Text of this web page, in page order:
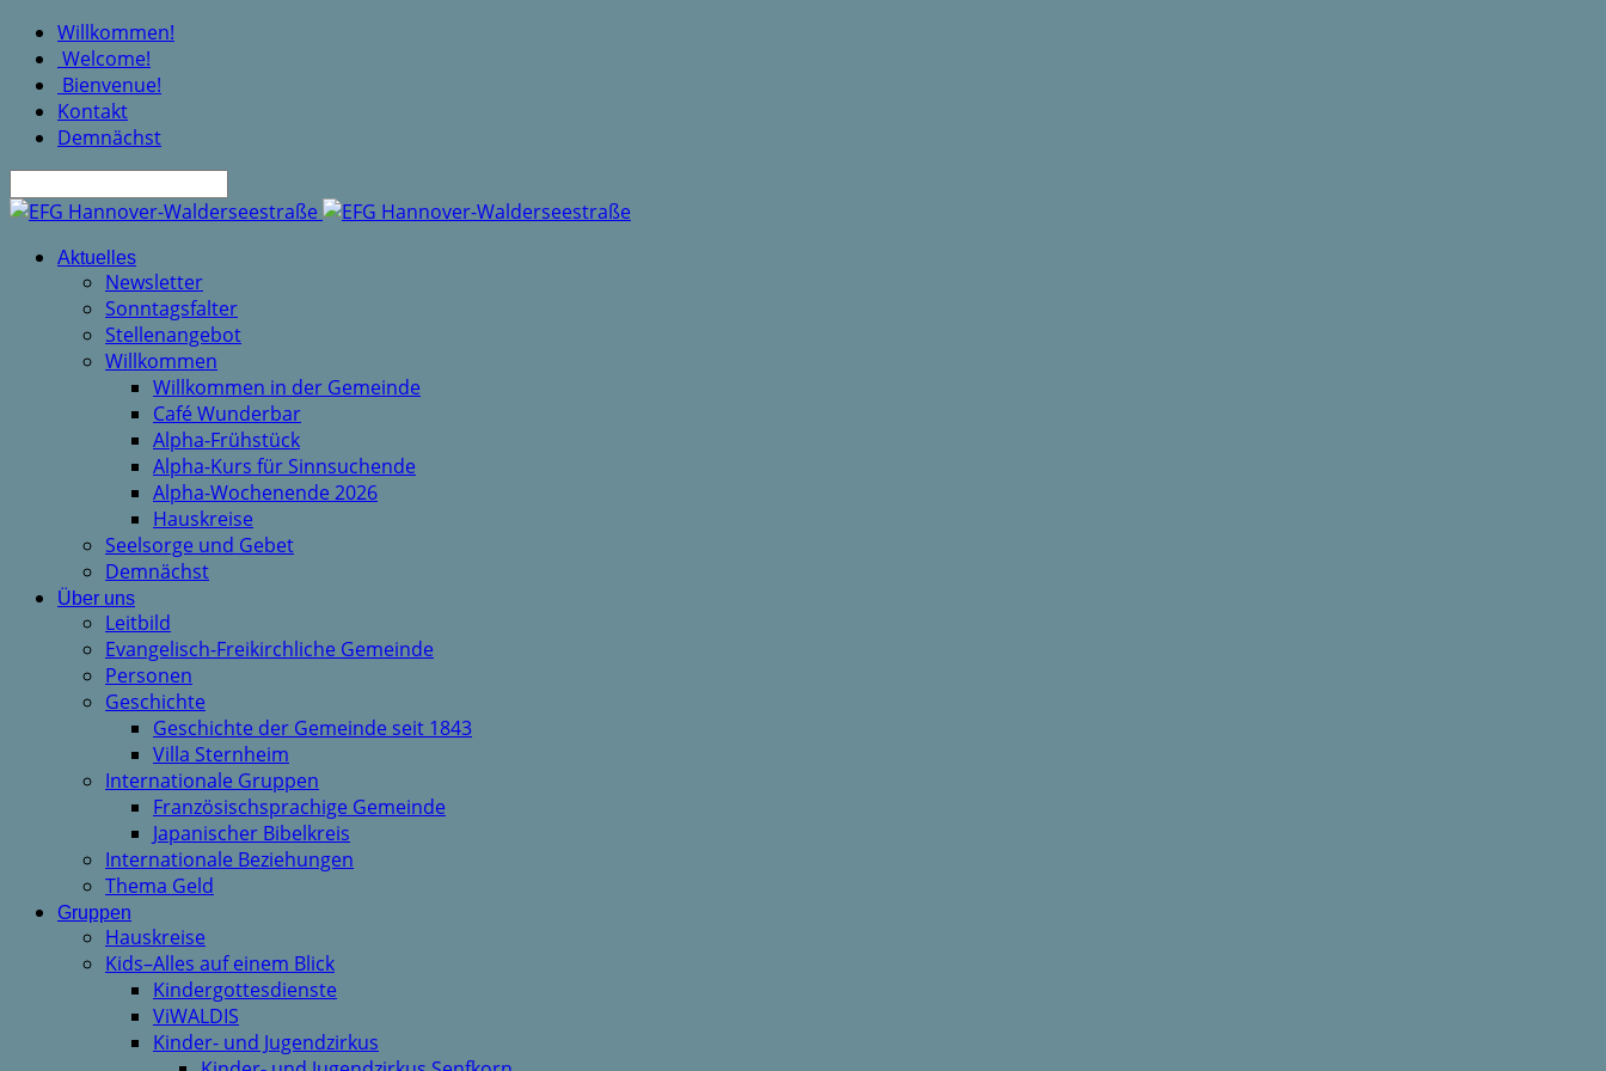
Willkommen!
Welcome!
Bienvenue!
Kontakt
Demnächst
Aktuelles
Newsletter
Sonntagsfalter
Stellenangebot
Willkommen
Willkommen in der Gemeinde
Café Wunderbar
Alpha-Frühstück
Alpha-Kurs für Sinnsuchende
Alpha-Wochenende 2026
Hauskreise
Seelsorge und Gebet
Demnächst
Über uns
Leitbild
Evangelisch-Freikirchliche Gemeinde
Personen
Geschichte
Geschichte der Gemeinde seit 1843
Villa Sternheim
Internationale Gruppen
Französischsprachige Gemeinde
Japanischer Bibelkreis
Internationale Beziehungen
Thema Geld
Gruppen
Hauskreise
Kids–Alles auf einem Blick
Kindergottesdienste
ViWALDIS
Kinder- und Jugendzirkus